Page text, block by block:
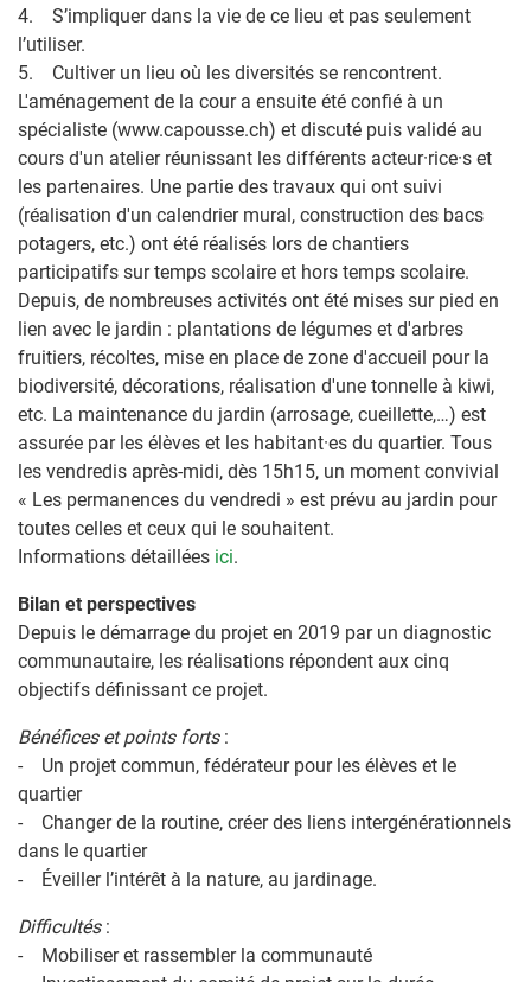
4. S’impliquer dans la vie de ce lieu et pas seulement
l’utiliser.
5. Cultiver un lieu où les diversités se rencontrent.
L'aménagement de la cour a ensuite été confié à un
spécialiste (www.capousse.ch) et discuté puis validé au
cours d'un atelier réunissant les différents acteur·rice·s et
les partenaires. Une partie des travaux qui ont suivi
(réalisation d'un calendrier mural, construction des bacs
potagers, etc.) ont été réalisés lors de chantiers
participatifs sur temps scolaire et hors temps scolaire.
Depuis, de nombreuses activités ont été mises sur pied en
lien avec le jardin : plantations de légumes et d'arbres
fruitiers, récoltes, mise en place de zone d'accueil pour la
biodiversité, décorations, réalisation d'une tonnelle à kiwi,
etc. La maintenance du jardin (arrosage, cueillette,…) est
assurée par les élèves et les habitant·es du quartier. Tous
les vendredis après-midi, dès 15h15, un moment convivial
« Les permanences du vendredi » est prévu au jardin pour
toutes celles et ceux qui le souhaitent.
Informations détaillées ici.
Bilan et perspectives
Depuis le démarrage du projet en 2019 par un diagnostic
communautaire, les réalisations répondent aux cinq
objectifs définissant ce projet.
Bénéfices et points forts:
- Un projet commun, fédérateur pour les élèves et le
quartier
- Changer de la routine, créer des liens intergénérationnels
dans le quartier
- Éveiller l’intérêt à la nature, au jardinage.
Difficultés:
- Mobiliser et rassembler la communauté